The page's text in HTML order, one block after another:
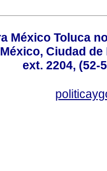
México Toluca
Ciudad de
ext. 2204, (52-